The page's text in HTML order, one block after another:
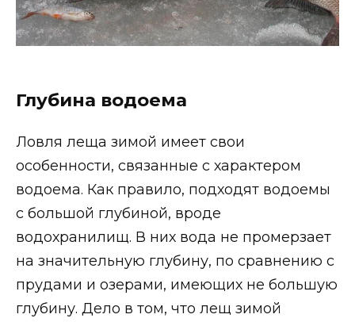
Глубина водоема
Ловля леща зимой имеет свои
особенности, связанные с характером
водоема. Как правило, подходят водоемы
с большой глубиной, вроде
водохранилищ. В них вода не промерзает
на значительную глубину, по сравнению с
прудами и озерами, имеющих не большую
глубину. Дело в том, что лещ зимой